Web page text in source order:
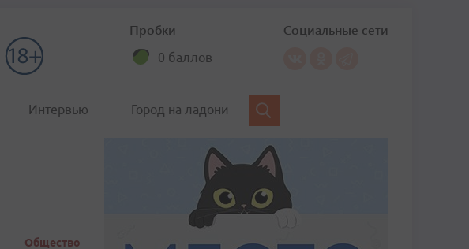
Пробки
0 баллов
Социальные сети
Интервью Город на ладони
Общество